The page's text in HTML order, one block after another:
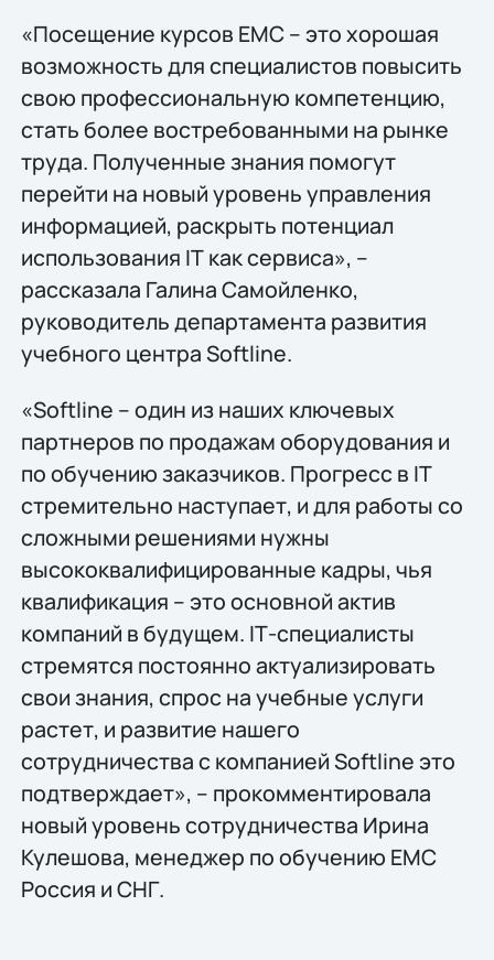
«Посещение курсов ЕМС – это хорошая
возможность для специалистов повысить
свою профессиональную компетенцию,
стать более востребованными на рынке
труда. Полученные знания помогут
перейти на новый уровень управления
информацией, раскрыть потенциал
использования IТ как сервиса», –
рассказала Галина Самойленко,
руководитель департамента развития
учебного центра Softline.
«Softline – один из наших ключевых
партнеров по продажам оборудования и
по обучению заказчиков. Прогресс в IТ
стремительно наступает, и для работы со
сложными решениями нужны
высококвалифицированные кадры, чья
квалификация – это основной актив
компаний в будущем. IТ-специалисты
стремятся постоянно актуализировать
свои знания, спрос на учебные услуги
растет, и развитие нашего
сотрудничества с компанией Softline это
подтверждает», – прокомментировала
новый уровень сотрудничества Ирина
Кулешова, менеджер по обучению ЕМС
Россия и СНГ.